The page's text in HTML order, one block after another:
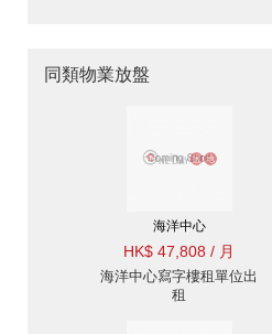
同類物業放盤
海洋中心
HK$ 47,808 / 月
海洋中心寫字樓租單位出
租